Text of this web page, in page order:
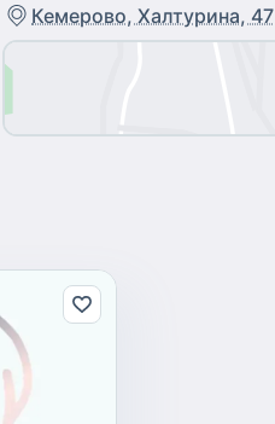
Кемерово, Халтурина, 47